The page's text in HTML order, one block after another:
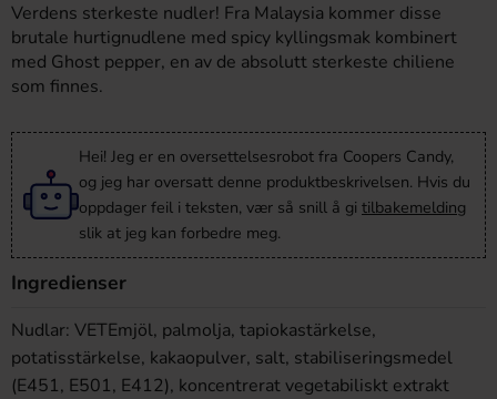
Verdens sterkeste nudler! Fra Malaysia kommer disse
brutale hurtignudlene med spicy kyllingsmak kombinert
med Ghost pepper, en av de absolutt sterkeste chiliene
som finnes.
Hei! Jeg er en oversettelsesrobot fra Coopers Candy,
og jeg har oversatt denne produktbeskrivelsen. Hvis du
oppdager feil i teksten, vær så snill å gi tilbakemelding
slik at jeg kan forbedre meg.
Ingredienser
Nudlar: VETEmjöl, palmolja, tapiokastärkelse,
potatisstärkelse, kakaopulver, salt, stabiliseringsmedel
(E451, E501, E412), koncentrerat vegetabiliskt extrakt